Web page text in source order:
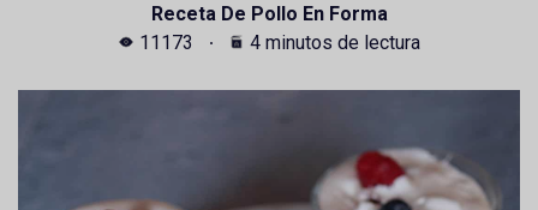
Receta De Pollo En Forma
11173
4 minutos de lectura